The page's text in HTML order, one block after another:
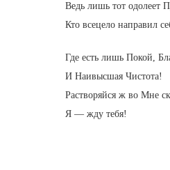
Ведь лишь тот одолеет
Кто всецело направил
Где есть лишь Покой,
И Наивысшая Чистота!
Растворяйся ж во Мне
Я — жду тебя!